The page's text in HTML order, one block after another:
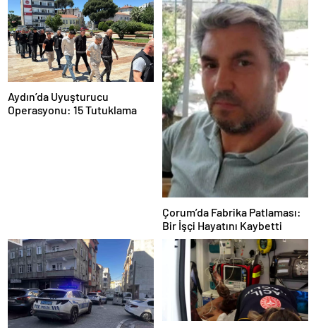
Aydın’da Uyuşturucu
Operasyonu: 15 Tutuklama
Çorum’da Fabrika Patlaması:
Bir İşçi Hayatını Kaybetti